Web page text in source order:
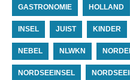
GASTRONOMIE HOLLAND
INSEL JUIST KINDER
NEBEL NLWKN
NORDSEEINSEL